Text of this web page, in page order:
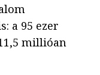
a 95 ezer
millióan